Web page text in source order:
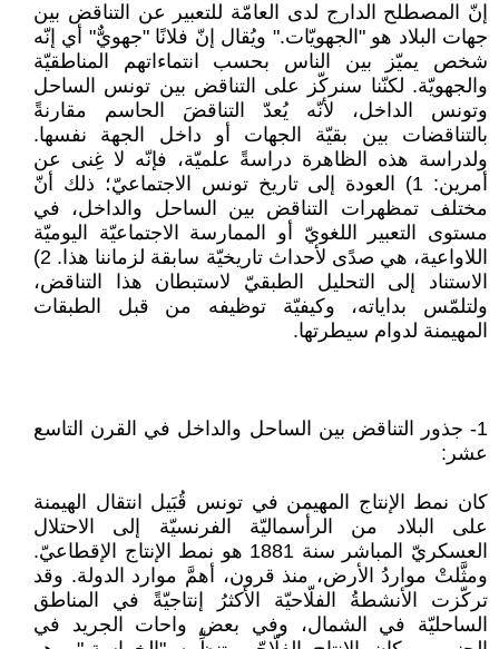
إنّ المصطلح الدارج لدى العامّة للتعبير عن التناقض بين
جهات البلاد هو "الجهويّات." ويُقال إنّ فلانًا "جهويٌّ" أي إنّه
شخص يميّز بين الناس بحسب انتماءاتهم المناطقيّة
والجهويّة. لكنّنا سنركّز على التناقض بين تونس الساحل
وتونس الداخل، لأنّه يُعدّ التناقضَ الحاسم مقارنةً
بالتناقضات بين بقيّة الجهات أو داخل الجهة نفسها.
ولدراسة هذه الظاهرة دراسةً علميّة، فإنّه لا غِنى عن
أمرين: 1) العودة إلى تاريخ تونس الاجتماعيّ؛ ذلك أنّ
مختلف تمظهرات التناقض بين الساحل والداخل، في
مستوى التعبير اللغويّ أو الممارسة الاجتماعيّة اليوميّة
اللاواعية، هي صدًى لأحداث تاريخيّة سابقة لزماننا هذا. 2)
الاستناد إلى التحليل الطبقيّ لاستبطان هذا التناقض،
ولتلمّس بداياته، وكيفيّة توظيفه من قبل الطبقات
المهيمنة لدوام سيطرتها.
1- جذور التناقض بين الساحل والداخل في القرن التاسع
عشر:
كان نمط الإنتاج المهيمن في تونس قُبَيل انتقال الهيمنة
على البلاد من الرأسماليّة الفرنسيّة إلى الاحتلال
العسكريّ المباشر سنة 1881 هو نمط الإنتاج الإقطاعيّ.
ومثَّلتْ مواردُ الأرض، منذ قرون، أهمَّ موارد الدولة. وقد
تركّزت الأنشطةُ الفلّاحيّة الأكثرُ إنتاجيّةً في المناطق
الساحليّة في الشمال، وفي بعض واحات الجريد في